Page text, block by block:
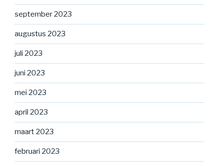
september 2023
augustus 2023
juli 2023
juni 2023
mei 2023
april 2023
maart 2023
februari 2023